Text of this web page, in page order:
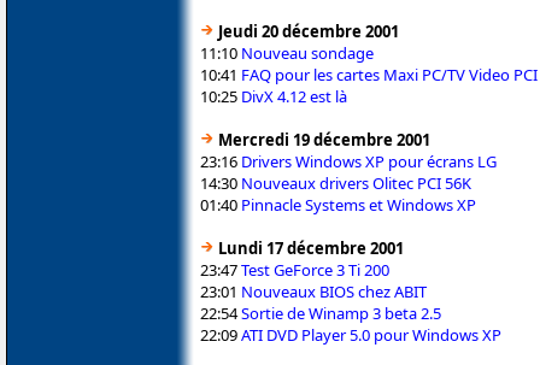
Jeudi 20 décembre 2001
11:10 Nouveau sondage
10:41 FAQ pour les cartes Maxi PC/TV Video PCI
10:25 DivX 4.12 est là
Mercredi 19 décembre 2001
23:16 Drivers Windows XP pour écrans LG
14:30 Nouveaux drivers Olitec PCI 56K
01:40 Pinnacle Systems et Windows XP
Lundi 17 décembre 2001
23:47Test GeForce 3 Ti 200
23:01 Nouveaux BIOS chez ABIT
22:54Sortie de Winamp 3 beta 2.5
22:09ATI DVD Player 5.0 pour Windows XP